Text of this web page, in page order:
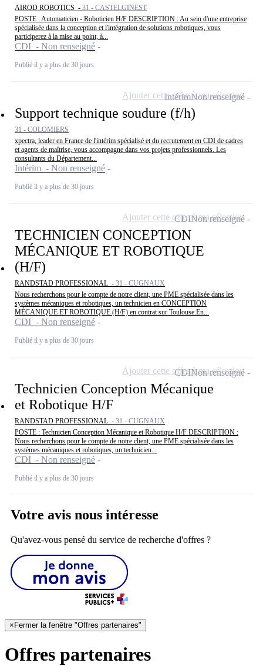
AIROD ROBOTICS - 31 - CASTELGINEST
POSTE : Automaticien - Roboticien H/F DESCRIPTION : Au sein d'une entreprise
spécialisée dans la conception et l'intégration de solutions robotiques, vous
participerez à la mise au point, à...
CDI - Non renseigné
Publié il y a plus de 30 jours
Support technique soudure (f/h)
31 - COLOMIERS
xpectra, leader en France de l'intérim spécialisé et du recrutement en CDI de cadres
et agents de maîtrise, vous accompagne dans vos projets professionnels. Les
consultants du Département...
Intérim - Non renseigné
Publié il y a plus de 30 jours
IntérimNon renseigné
Ajouter cette offre à ma sélection
TECHNICIEN CONCEPTION
MÉCANIQUE ET ROBOTIQUE
(H/F)
RANDSTAD PROFESSIONAL - 31 - CUGNAUX
Nous recherchons pour le compte de notre client, une PME spécialisée dans les
systèmes mécaniques et robotiques, un technicien en CONCEPTION
MÉCANIQUE ET ROBOTIQUE (H/F) en contrat sur Toulouse.En...
CDI - Non renseigné
Publié il y a plus de 30 jours
CDINon renseigné
Ajouter cette offre à ma sélection
Technicien Conception Mécanique
et Robotique H/F
RANDSTAD PROFESSIONAL - 31 - CUGNAUX
POSTE : Technicien Conception Mécanique et Robotique H/F DESCRIPTION :
Nous recherchons pour le compte de notre client, une PME spécialisée dans les
systèmes mécaniques et robotiques, un technicien...
CDI - Non renseigné
Publié il y a plus de 30 jours
CDINon renseigné
Ajouter cette offre à ma sélection
Votre avis nous intéresse
Qu'avez-vous pensé du service de recherche d'offres ?
×Fermer la fenêtre "Offres partenaires"
Offres partenaires